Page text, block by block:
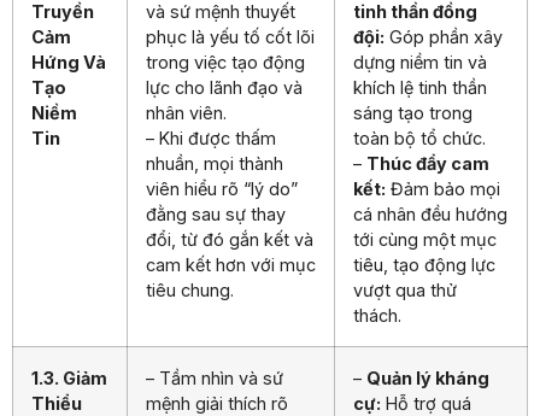
Truyền
Cảm
Hứng Và
Tạo
Niềm
Tin
và sứ mệnh thuyết
phục là yếu tố cốt lõi
trong việc tạo động
lực cho lãnh đạo và
nhân viên.
– Khi được thấm
nhuần, mọi thành
viên hiểu rõ “lý do”
đằng sau sự thay
đổi, từ đó gắn kết và
cam kết hơn với mục
tiêu chung.
tinh thần đồng
đội: Góp phần xây
dựng niềm tin và
khích lệ tinh thần
sáng tạo trong
toàn bộ tổ chức.
– Thúc đẩy cam
kết: Đảm bảo mọi
cá nhân đều hướng
tới cùng một mục
tiêu, tạo động lực
vượt qua thử
thách.
1.3. Giảm
Thiểu
– Tầm nhìn và sứ
mệnh giải thích rõ
– Quản lý kháng
cự: Hỗ trợ quá